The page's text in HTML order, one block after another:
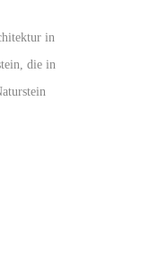
in
die in